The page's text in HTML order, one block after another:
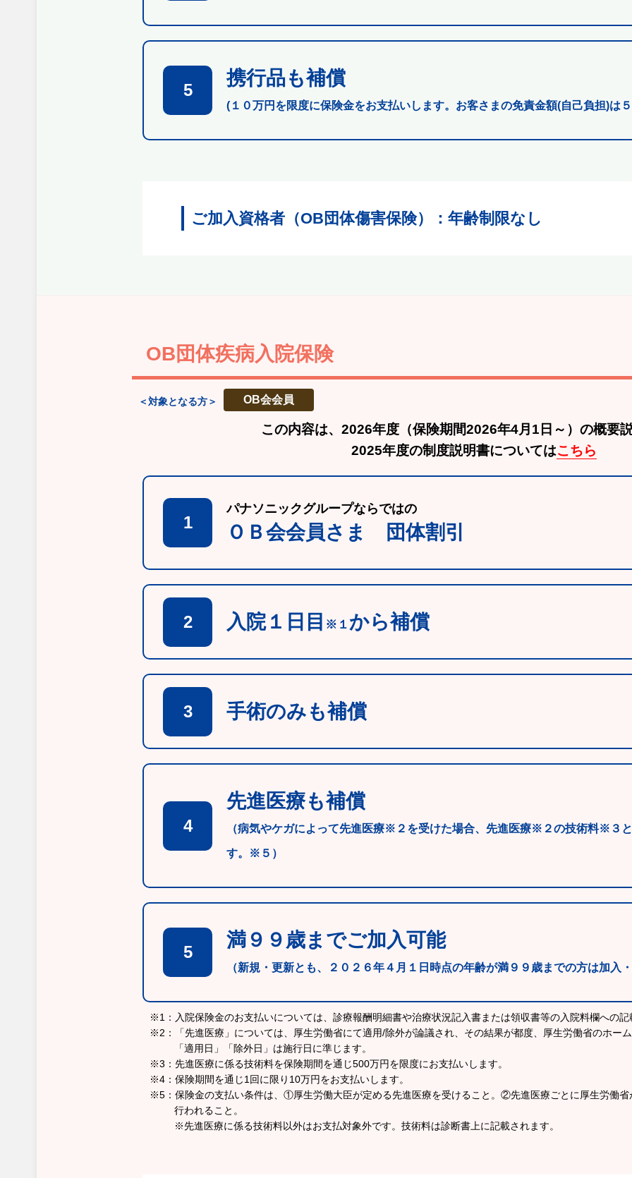
5
携行品も補償
(１０万円を限度に保険金をお支払いします。お客さまの免責金額(自己負担)は
ご加入資格者（OB団体傷害保険） ：年齢制限なし
OB団体疾病入院保険
＜対象となる方＞ OB会会員
この内容は、2026年度 （保険期間2026年4月1日～）の概要説
2025年度の制度説明書についてはこちら
1
パナソニックグループならではの
ＯＢ会会員さま 団体割引
2 入院１日目 ※１ から補償
3 手術のみも補償
4
先進医療も補償
（病気やケガによって先進医療※２を受けた場合、先進医療※２の技術料※３
す。※５）
5
満９９歳までご加入可能
（新規・更新とも、２０２６年４月１日時点の年齢が満９９歳までの方は加入
※1：入院保険金のお支払いについては、診療報酬明細書や治療状況記入書または領収書等の入院料欄への記
※2：「先進医療」については、厚生労働省にて適用/除外が論議され、その結果が都度、厚生労働省のホーム
「適用日」「除外日」は施行日に準じます。
※3：先進医療に係る技術料を保険期間を通じ500万円を限度にお支払いします。
※4：保険期間を通じ1回に限り10万円をお支払いします。
※5：保険金の支払い条件は、①厚生労働大臣が定める先進医療を受けること。②先進医療ごとに厚生労働省
行われること。
※先進医療に係る技術料以外はお支払対象外です。技術料は診断書上に記載されます。